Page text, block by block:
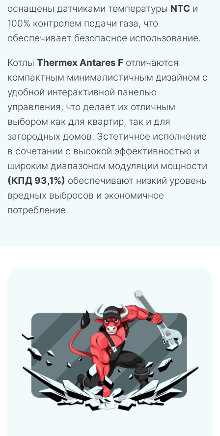
оснащены датчиками температуры NTC и
100% контролем подачи газа, что
обеспечивает безопасное использование.
Котлы Thermex Antares F отличаются
компактным минималистичным дизайном с
удобной интерактивной панелью
управления, что делает их отличным
выбором как для квартир, так и для
загородных домов. Эстетичное исполнение
в сочетании с высокой эффективностью и
широким диапазоном модуляции мощности
(КПД 93,1%) обеспечивают низкий уровень
вредных выбросов и экономичное
потребление.